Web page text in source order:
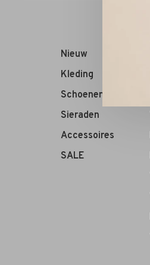
Nieuw
Kleding
Schoenen
Sieraden
Accessoires
SALE